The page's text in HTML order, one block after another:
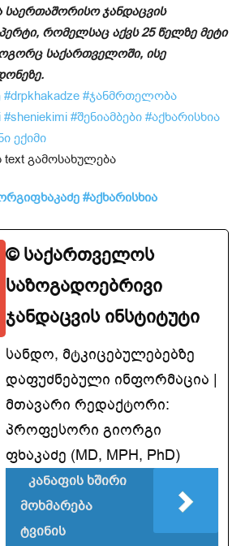
ჯანდაცვის
რომელსაც აქვს 25 წელზე მეტი
საქართველოში, ისე
#drpkhakadze #ჯანმრთელობა
#sheniekimi #შენიამბები #აქხარისხია
ექიმი
#აქხარისხია
© საქართველოს
საზოგადოებრივი
ჯანდაცვის ინსტიტუტი
სანდო, მტკიცებულებებზე
დაფუძნებული ინფორმაცია |
მთავარი რედაქტორი:
პროფესორი გიორგი
ფხაკაძე (MD, MPH, PhD)
კანაფის ხშირი
მოხმარება
ტვინის